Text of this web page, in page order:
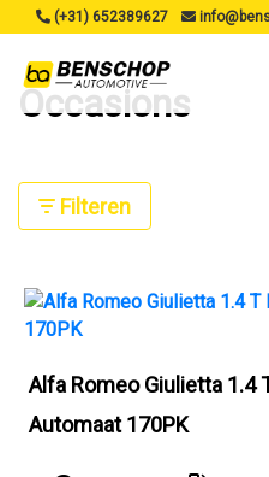
(+31) 652389627
Occasions
Filteren
Alfa Romeo Giulietta 1.4
Automaat 170PK